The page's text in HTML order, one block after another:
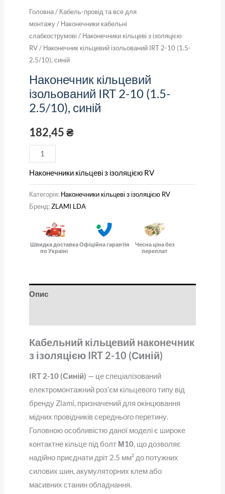
Головна/ Кабель-провід та все для
монтажу/ Наконечники кабельні
слабкострумові / Наконечники кільцеві з ізоляцією
RV/ Наконечник кільцевий ізольований IRT 2-10 (1.5-
2.5/10), синій
Наконечник кільцевий
ізольований IRT 2-10 (1.5-
2.5/10), синій
182,45₴
Наконечники кільцеві з ізоляцією RV
Категорія: Наконечники кільцеві з ізоляцією RV
Бренд:ZLAMI LDA
Швидка доставка
по Україні
Офіційна гарантія
Чесна ціна без
переплат
Опис
Кабельний кільцевий наконечник
з ізоляцією IRT 2-10 (Синій)
IRT 2-10 (Синій) — це спеціалізований
електромонтажний роз’єм кільцевого типу від
бренду Zlami, призначений для окінцювання
мідних провідників середнього перетину.
Головною особливістю даної моделі є широке
контактне кільце під болт М10, що дозволяє
надійно приєднати дріт 2.5 мм² до потужних
силових шин, акумуляторних клем або
масивних станин обладнання.